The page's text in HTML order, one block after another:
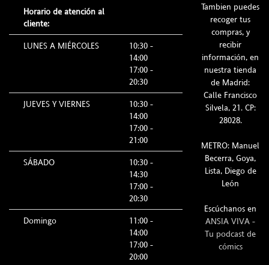
Horario de atención al
cliente:
LUNES A MIÉRCOLES
10:30 -
14:00
17:00 -
20:30
JUEVES Y VIERNES
10:30 -
14:00
17:00 -
21:00
SÁBADO
10:30 -
14:30
17:00 -
20:30
Domingo
11:00 -
14:00
17:00 -
20:00
Tambien puedes
recoger tus
compras, y
recibir
información, en
nuestra tienda
de Madrid:
Calle Francisco
Silvela, 21. CP:
28028.
METRO: Manuel
Becerra, Goya,
Lista, Diego de
León
Escúchanos en
ANSIA VIVA -
Tu podcast de
cómics